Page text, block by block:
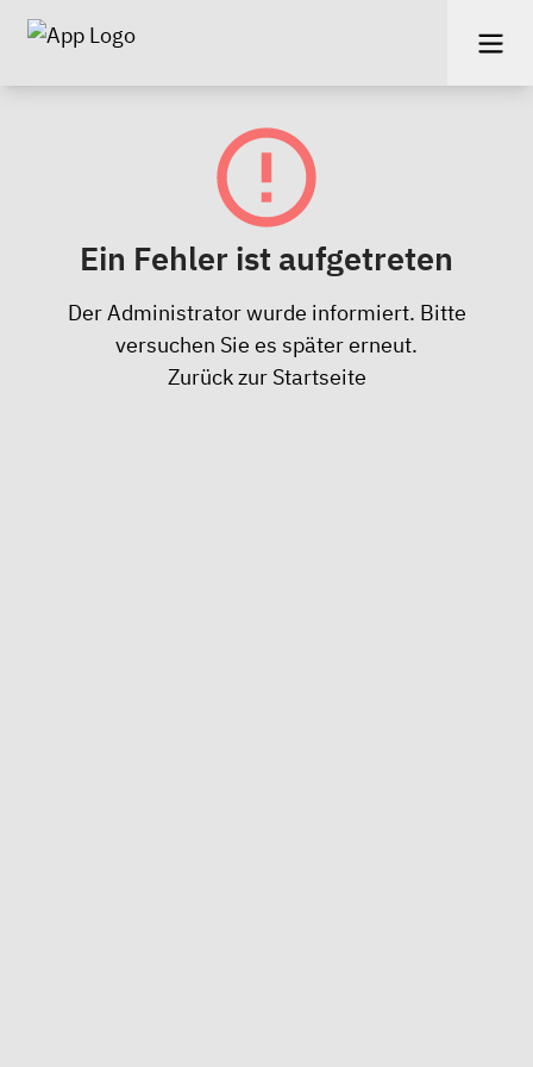
Ein Fehler ist aufgetreten
Der Administrator wurde informiert. Bitte
versuchen Sie es später erneut.
Zurück zur Startseite